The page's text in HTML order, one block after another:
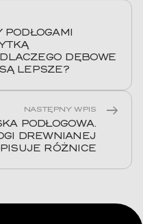
DĘBOWE
LEPSZE?
NASTĘPNY WPIS
PODŁOGOWA.
DREWNIANEJ
RÓŻNICE